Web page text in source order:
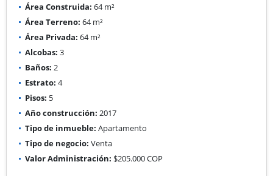
Área Construida: 64 m²
Área Terreno: 64 m²
Área Privada: 64 m²
Alcobas: 3
Baños: 2
Estrato: 4
Pisos: 5
Año construcción: 2017
Tipo de inmueble: Apartamento
Tipo de negocio: Venta
Valor Administración: $205.000 COP